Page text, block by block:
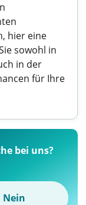
hier eine
sowohl in
in der
für Ihre
bei uns?
Nein